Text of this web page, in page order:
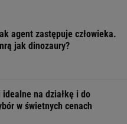
agent zastępuje człowieka.
jak dinozaury?
idealne na działkę i do
w świetnych cenach